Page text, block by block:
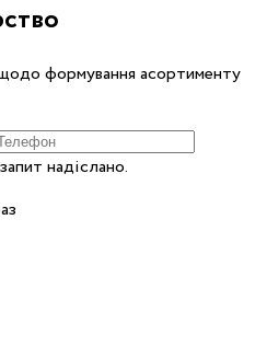
формування асортименту
надіслано.